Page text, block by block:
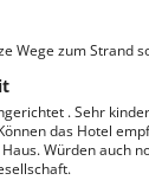
Wege zum Strand
. Sehr
das Hotel
Würden auch